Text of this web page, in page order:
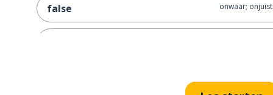
false onwaar; onjuist